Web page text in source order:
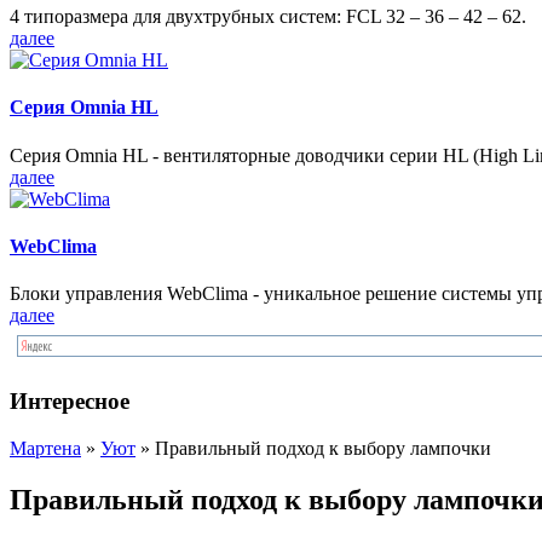
4 типоразмера для двухтрубных систем: FCL 32 – 36 – 42 – 62.
далее
Серия Omnia HL
Серия Omnia HL - вентиляторные доводчики серии HL (High
далее
WebClima
Блоки упрaвлeния WebClima - уникальное решение системы
далее
Интересное
Мартена » Уют » Правильный подход к выбору лампочки
Правильный подход к выбору